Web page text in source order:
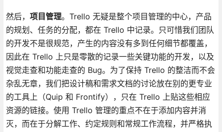
然后， 项目管理。Trello 无疑是整个项目管理的中心，产品
的规划、任务的分配，都在 Trello 中记录。只可惜我们团队
的开发不是很规范，产生的内容没有多到任何细节都覆盖，
因此在 Trello 上只是零散的记录一些关键功能的开发，以及
视觉走查和功能走查的 Bug。为了保持 Trello 的整洁而不会
杂乱无章，我们把设计稿和需求文档的讨论放在别的更专业
的工具上（Quip 和 Frontify），只在 Trello 上贴这些相应
资源的链接。使用 Trello 管理的重点不在于添加内容并消
灭，而在于分解工作、约定规则和常规工作流程，并严格执